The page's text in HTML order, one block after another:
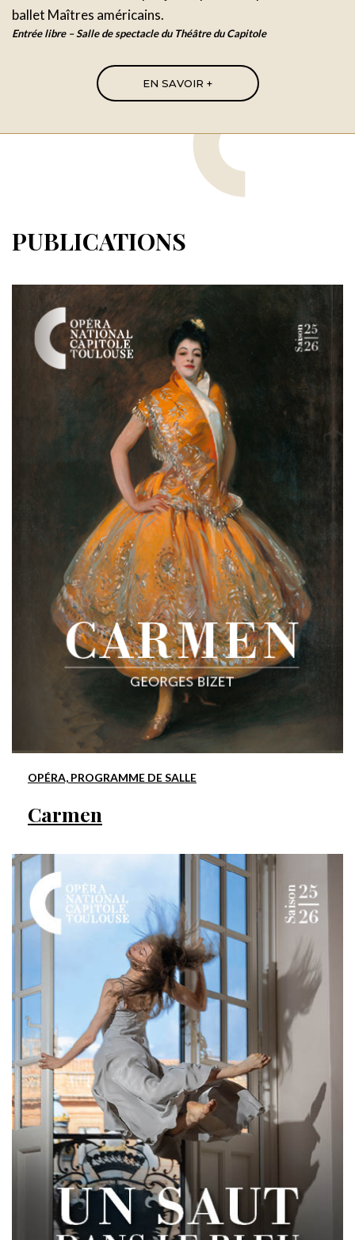
ballet Maîtres américains.
Entrée libre – Salle de spectacle du Théâtre du Capitole
EN SAVOIR +
PUBLICATIONS
Carmen
OPÉRA, PROGRAMME DE SALLE